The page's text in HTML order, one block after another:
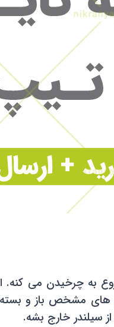
به چرخیدن می
های مشخص باز و
سیلندر خارج بشه.